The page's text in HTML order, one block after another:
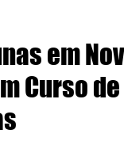
em
Curso de